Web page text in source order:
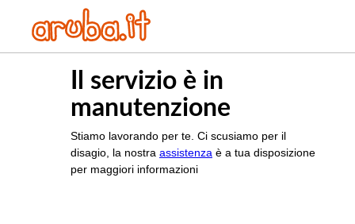
Il servizio è in
manutenzione
Stiamo lavorando per te. Ci scusiamo per il
disagio, la nostra assistenza è a tua disposizione
per maggiori informazioni